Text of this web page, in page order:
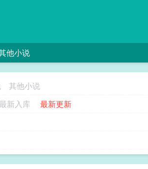
他小说
其他小说
新入库
最新更新